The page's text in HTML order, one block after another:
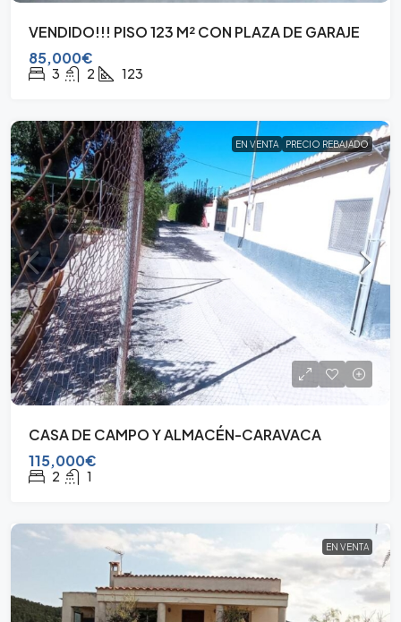
VENDIDO!!! PISO 123 M² CON PLAZA DE GARAJE
85,000€
3 2 123
EN VENTA PRECIO REBAJADO
CASA DE CAMPO Y ALMACÉN-CARAVACA
115,000€
2 1
EN VENTA